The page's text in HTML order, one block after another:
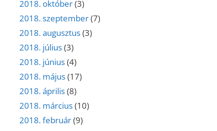
2018. október(3)
2018. szeptember(7)
2018. augusztus(3)
2018. július(3)
2018. június(4)
2018. május(17)
2018. április(8)
2018. március(10)
2018. február(9)